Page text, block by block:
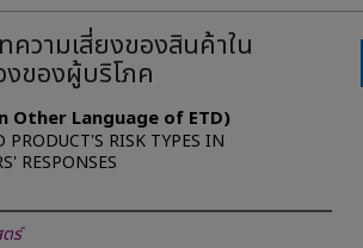
ความเสี่ยงของสินค้าใน
ของผู้บริโภค
Language of ETD)
PRODUCT'S RISK TYPES IN
RESPONSES
ร์